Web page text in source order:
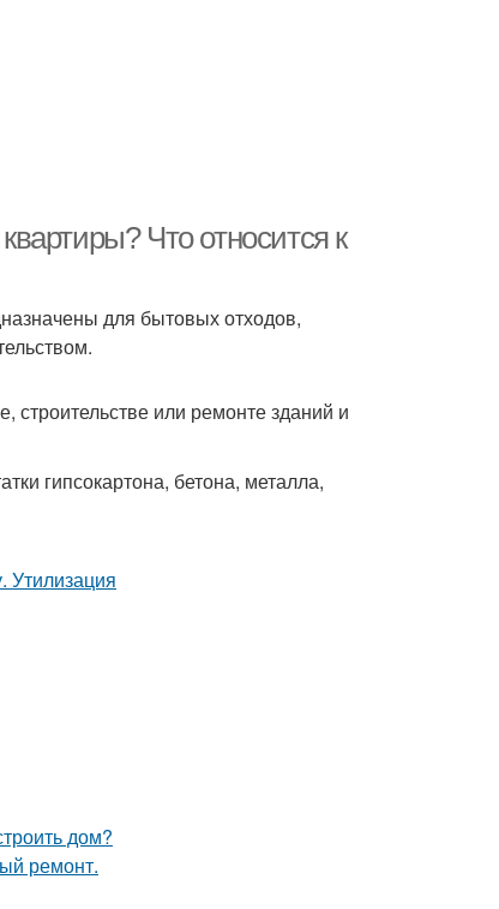
Что относится к
для бытовых отходов,
строительстве или ремонте зданий и
гипсокартона, бетона, металла,
дом?
ремонт.